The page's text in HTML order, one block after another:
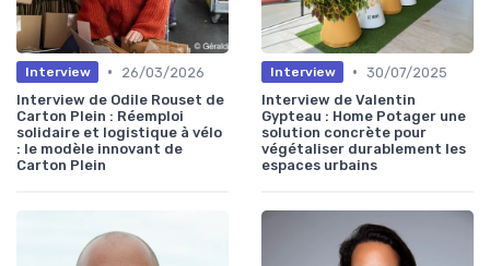
Interview •
26/03/2026
Interview de Odile Rouset de
Carton Plein : Réemploi
solidaire et logistique à vélo
: le modèle innovant de
Carton Plein
Interview • 30/07/2025
Interview de Valentin
Gypteau : Home Potager une
solution concrète pour
végétaliser durablement les
espaces urbains